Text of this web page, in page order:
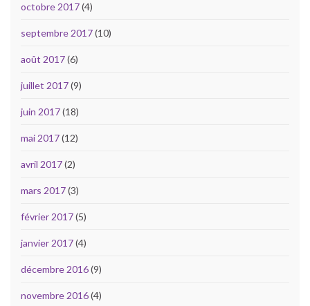
octobre 2017(4)
septembre 2017(10)
août 2017(6)
juillet 2017(9)
juin 2017(18)
mai 2017(12)
avril 2017(2)
mars 2017(3)
février 2017(5)
janvier 2017(4)
décembre 2016(9)
novembre 2016(4)